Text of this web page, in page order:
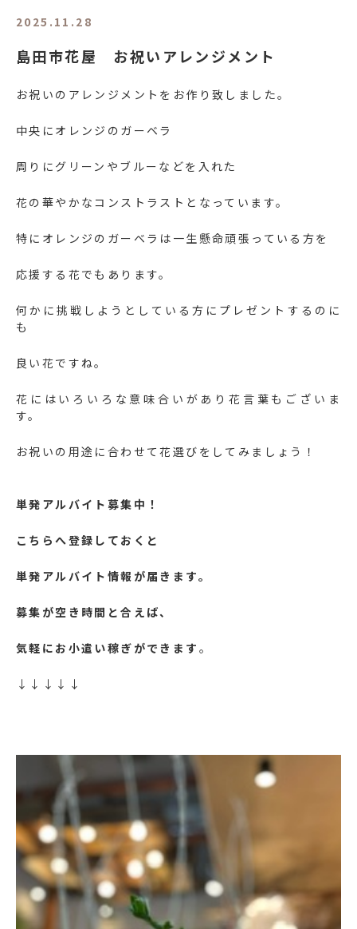
2025.11.28
島田市花屋 お祝いアレンジメント
お祝いのアレンジメントをお作り致しました。
中央にオレンジのガーベラ
周りにグリーンやブルーなどを入れた
花の華やかなコンストラストとなっています。
特にオレンジのガーベラは一生懸命頑張っている方を
応援する花でもあります。
何かに挑戦しようとしている方にプレゼントするのに
も
良い花ですね。
花にはいろいろな意味合いがあり花言葉もございま
す。
お祝いの用途に合わせて花選びをしてみましょう！
単発アルバイト募集中！
こちらへ登録しておくと
単発アルバイト情報が届きます。
募集が空き時間と合えば、
気軽にお小遣い稼ぎができます 。
↓↓↓↓↓